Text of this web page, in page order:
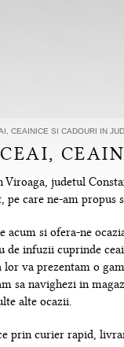
CEAINICE SI CADOURI IN
Viroaga, judetul
pe care ne-am propus
acum si ofera-ne
infuzii cuprinde
lor va prezentam o
sa navighezi in
alte ocazii.
prin curier rapid,